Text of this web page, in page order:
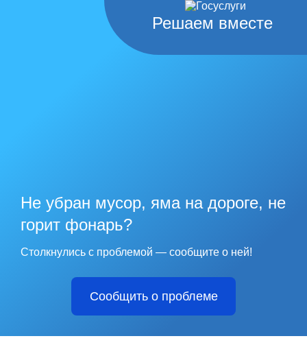
Решаем вместе
Не убран мусор, яма на дороге, не
горит фонарь?
Столкнулись с проблемой — сообщите о ней!
Сообщить о проблеме